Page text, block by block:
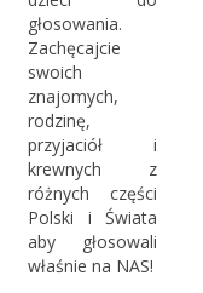
głosowania.
Zachęcajcie
swoich
znajomych,
rodzinę,
przyjaciół i
krewnych z
różnych części
Polski i Świata
aby głosowali
właśnie na NAS!